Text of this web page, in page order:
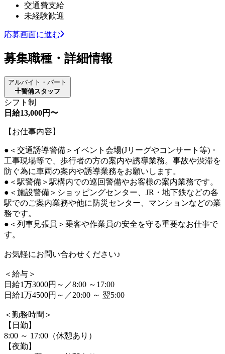
交通費支給
未経験歓迎
応募画面に進む
募集職種・詳細情報
アルバイト・パート
警備スタッフ
シフト制
日給13,000円〜
【お仕事内容】
●＜交通誘導警備＞イベント会場(Jリーグやコンサート等)・
工事現場等で、歩行者の方の案内や誘導業務。事故や渋滞を
防ぐ為に車両の案内や誘導業務をお願いします。
●＜駅警備＞駅構内での巡回警備やお客様の案内業務です。
●＜施設警備＞ショッピングセンター、JR・地下鉄などの各
駅でのご案内業務や他に防災センター、マンションなどの業
務です。
●＜列車見張員＞乗客や作業員の安全を守る重要なお仕事で
す。
お気軽にお問い合わせください♪
＜給与＞
日給1万3000円～／8:00 ～17:00
日給1万4500円～／20:00 ～ 翌5:00
＜勤務時間＞
【日勤】
8:00 ～ 17:00（休憩あり）
【夜勤】